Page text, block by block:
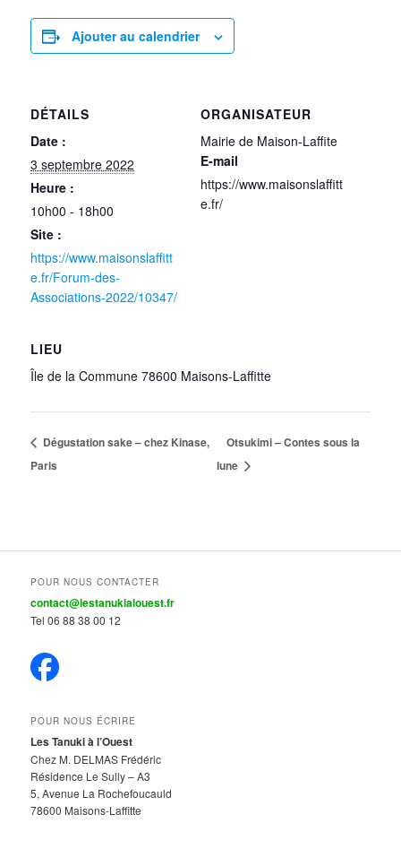
Ajouter au calendrier
DÉTAILS
Date :
3 septembre 2022
Heure :
10h00 - 18h00
Site :
https://www.maisonslaffitt
e.fr/Forum-des-
Associations-2022/10347/
ORGANISATEUR
Mairie de Maison-Laffite
E-mail
https://www.maisonslaffitt
e.fr/
LIEU
Île de la Commune 78600 Maisons-Laffitte
Dégustation sake – chez Kinase,
Paris
Otsukimi – Contes sous la
lune
POUR NOUS CONTACTER
contact@lestanukialouest.fr
Tel 06 88 38 00 12
POUR NOUS ÉCRIRE
Les Tanuki à l’Ouest
Chez M. DELMAS Frédéric
Résidence Le Sully – A3
5, Avenue La Rochefoucauld
78600 Maisons-Laffitte